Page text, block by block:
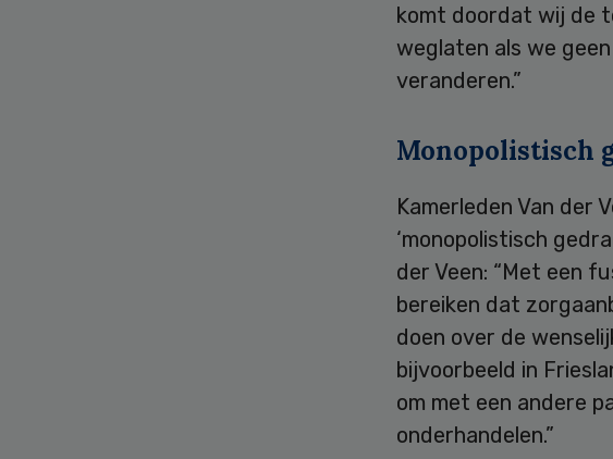
komt doordat wij de
weglaten als we
veranderen.”
Monopolistisch
Kamerleden Van der
‘monopolistisch
der Veen: “Met een
bereiken dat
doen over de
bijvoorbeeld in
om met een andere
onderhandelen.”